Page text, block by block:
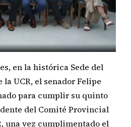
en la histórica Sede del
UCR, el senador Felipe
para cumplir su quinto
del Comité Provincial
una vez cumplimentado el